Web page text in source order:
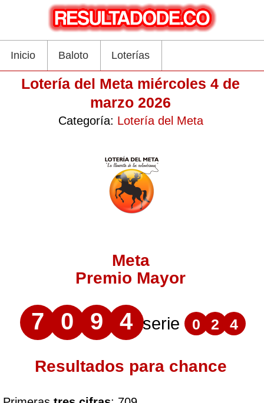
Inicio Baloto Loterías
Lotería del Meta miércoles 4 de
marzo 2026
Categoría: Lotería del Meta
Meta
Premio Mayor
7 0 9 4 serie 0 2 4
Resultados para chance